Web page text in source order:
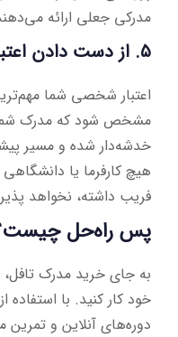
مدرکی جعلی ارائه
۵. از دست دادن اعتبار شخصی و حرفه‌ای
اعتبار شخصی شما
مشخص شود که مدرک شما
خدشه‌دار شده و مسیر
هیچ کارفرما یا
فریب داشته، نخواهد
پس راه‌حل
به جای خرید مدرک
خود کار کنید. با استفاده
دوره‌های آنلاین و